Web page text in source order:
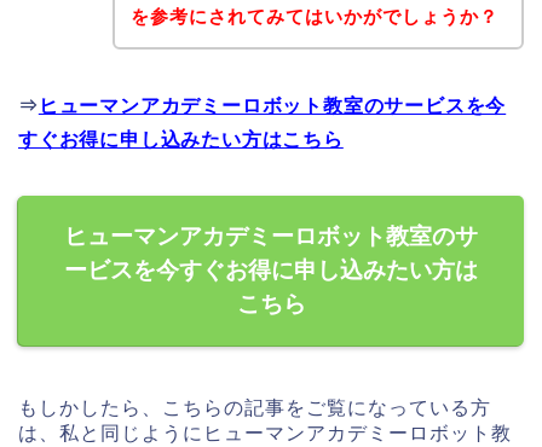
を参考にされてみてはいかがでしょうか？
⇒ ヒューマンアカデミーロボット教室のサービスを今
すぐお得に申し込みたい方はこちら
ヒューマンアカデミーロボット教室のサ
ービスを今すぐお得に申し込みたい方は
こちら
もしかしたら、こちらの記事をご覧になっている方
は、私と同じようにヒューマンアカデミーロボット教